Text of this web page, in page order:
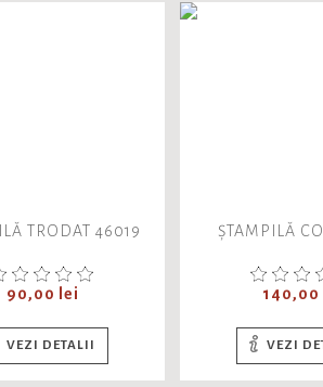
TRODAT 46019
Pret
90,00 lei
VEZI DETALII
ȘTAMPILĂ
Pret
140,00
VEZI